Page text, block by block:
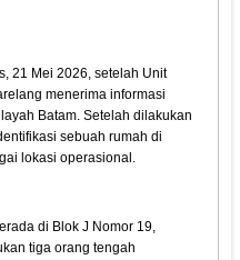
21 Mei 2026, setelah Unit
menerima informasi
Batam. Setelah dilakukan
sebuah rumah di
lokasi operasional.
di Blok J Nomor 19,
tiga orang tengah